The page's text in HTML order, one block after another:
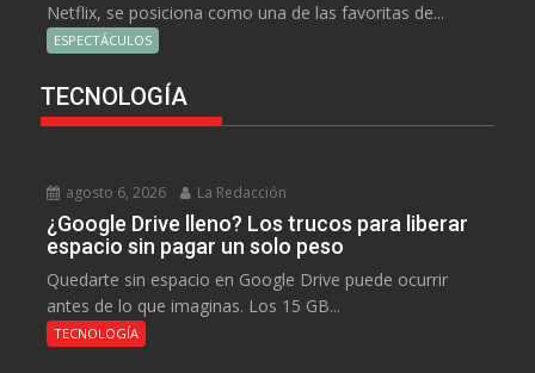
Netflix, se posiciona como una de las favoritas de...
ESPECTÁCULOS
TECNOLOGÍA
agosto 6, 2026 La Redacción
¿Google Drive lleno? Los trucos para liberar
espacio sin pagar un solo peso
Quedarte sin espacio en Google Drive puede ocurrir
antes de lo que imaginas. Los 15 GB...
TECNOLOGÍA